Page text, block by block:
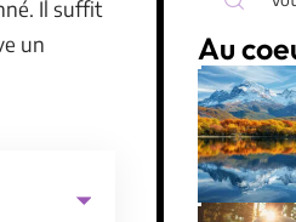
Il suffit
un
Au